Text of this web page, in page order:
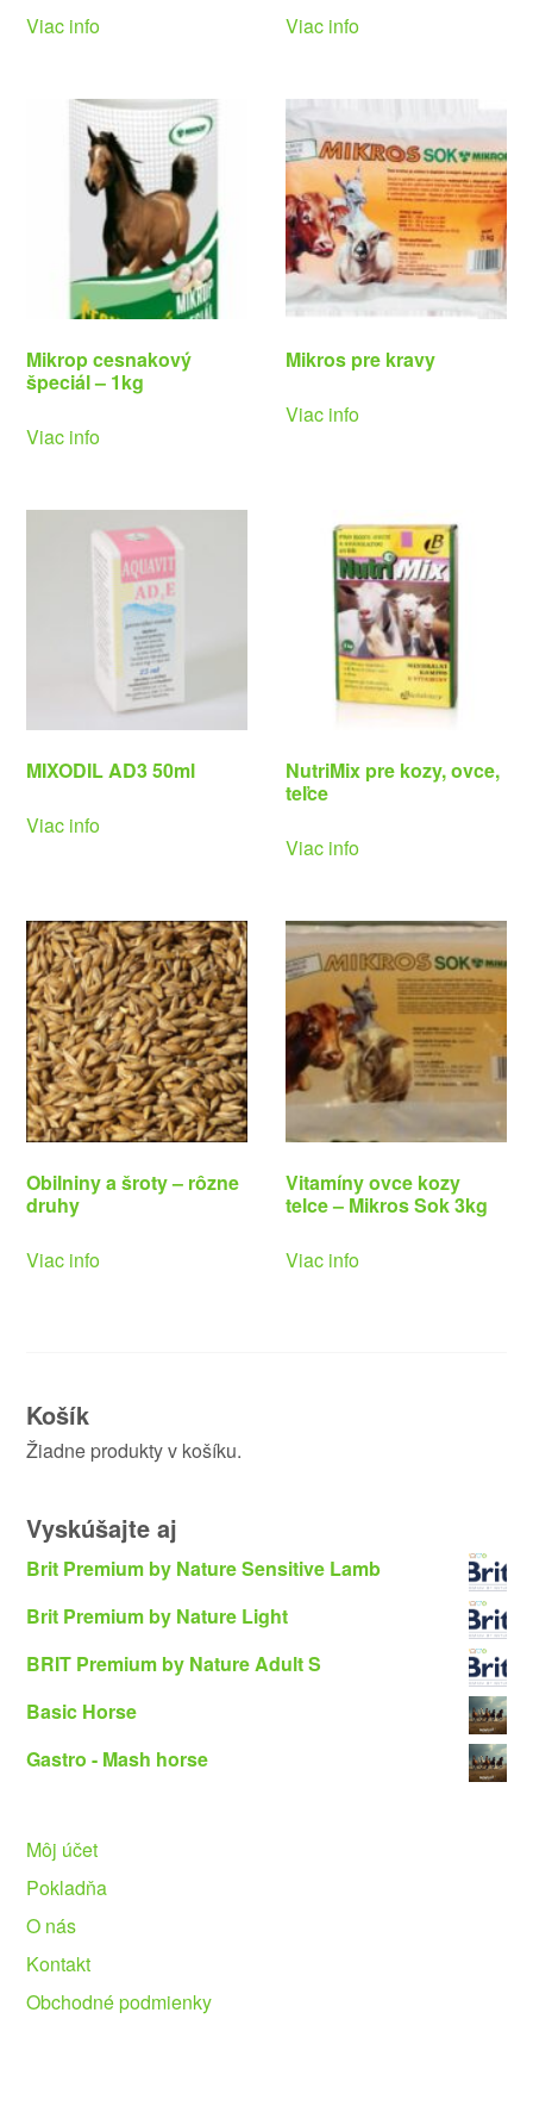
Viac info
Viac info
Mikrop cesnakový
špeciál – 1kg
Viac info
Mikros pre kravy
Viac info
MIXODIL AD3 50ml
Viac info
NutriMix pre kozy, ovce,
teľce
Viac info
Obilniny a šroty – rôzne
druhy
Viac info
Vitamíny ovce kozy
telce – Mikros Sok 3kg
Viac info
Košík
Žiadne produkty v košíku.
Vyskúšajte aj
Brit Premium by Nature Sensitive Lamb
Brit Premium by Nature Light
BRIT Premium by Nature Adult S
Basic Horse
Gastro - Mash horse
Môj účet
Pokladňa
O nás
Kontakt
Obchodné podmienky